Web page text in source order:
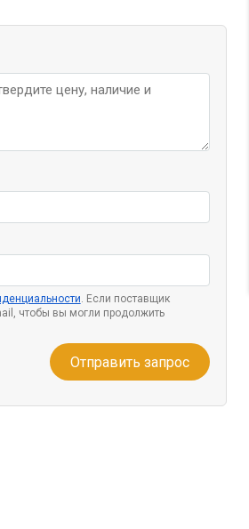
. Если поставщик
чтобы вы могли продолжить
Отправить запрос